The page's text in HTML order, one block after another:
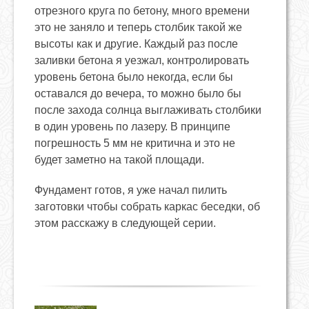
отрезного круга по бетону, много времени
это не заняло и теперь столбик такой же
высоты как и другие. Каждый раз после
заливки бетона я уезжал, контролировать
уровень бетона было некогда, если бы
оставался до вечера, то можно было бы
после захода солнца выглаживать столбики
в один уровень по лазеру. В принципе
погрешность 5 мм не критична и это не
будет заметно на такой площади.
Фундамент готов, я уже начал пилить
заготовки чтобы собрать каркас беседки, об
этом расскажу в следующей серии.